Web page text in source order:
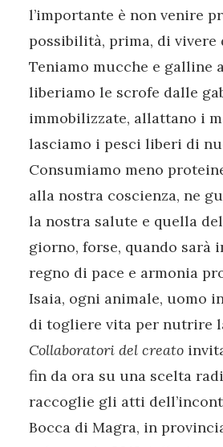
l’importante è non venire
possibilità, prima, di vivere
Teniamo mucche e galline
liberiamo le scrofe dalle
immobilizzate, allattano i
lasciamo i pesci liberi di
Consumiamo meno
alla nostra coscienza, ne
la nostra salute e quella
giorno, forse, quando sarà
regno di pace e armonia
Isaia, ogni animale, uomo
di togliere vita per nutrire
Collaboratori del creato
fin da ora su una scelta
raccoglie gli atti
Bocca di Magra, in